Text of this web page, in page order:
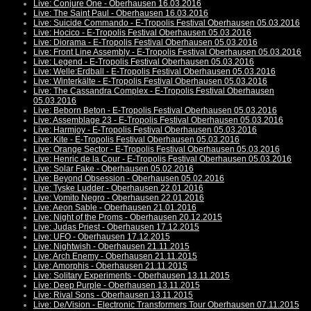
Live: Conjure One - Oberhausen 16.03.2016
Live: The Saint Paul - Oberhausen 16.03.2016
Live: Suicide Commando - E-Tropolis Festival Oberhausen 05.03.2016
Live: Hocico - E-Tropolis Festival Oberhausen 05.03.2016
Live: Diorama - E-Tropolis Festival Oberhausen 05.03.2016
Live: Front Line Assembly - E-Tropolis Festival Oberhausen 05.03.2016
Live: Legend - E-Tropolis Festival Oberhausen 05.03.2016
Live: Welle:Erdball - E-Tropolis Festival Oberhausen 05.03.2016
Live: Winterkälte - E-Tropolis Festival Oberhausen 05.03.2016
Live: The Cassandra Complex - E-Tropolis Festival Oberhausen
05.03.2016
Live: Beborn Beton - E-Tropolis Festival Oberhausen 05.03.2016
Live: Assemblage 23 - E-Tropolis Festival Oberhausen 05.03.2016
Live: Harmjoy - E-Tropolis Festival Oberhausen 05.03.2016
Live: Kite - E-Tropolis Festival Oberhausen 05.03.2016
Live: Orange Sector - E-Tropolis Festival Oberhausen 05.03.2016
Live: Henric de la Cour - E-Tropolis Festival Oberhausen 05.03.2016
Live: Solar Fake - Oberhausen 05.02.2016
Live: Beyond Obsession - Oberhausen 05.02.2016
Live: Tyske Ludder - Oberhausen 22.01.2016
Live: Vomito Negro - Oberhausen 22.01.2016
Live: Aeon Sable - Oberhausen 21.01.2016
Live: Night of the Proms - Oberhausen 20.12.2015
Live: Judas Priest - Oberhausen 17.12.2015
Live: UFO - Oberhausen 17.12.2015
Live: Nightwish - Oberhausen 21.11.2015
Live: Arch Enemy - Oberhausen 21.11.2015
Live: Amorphis - Oberhausen 21.11.2015
Live: Solitary Experiments - Oberhausen 13.11.2015
Live: Deep Purple - Oberhausen 13.11.2015
Live: Rival Sons - Oberhausen 13.11.2015
Live: De/Vision - Electronic Transformers Tour Oberhausen 07.11.2015